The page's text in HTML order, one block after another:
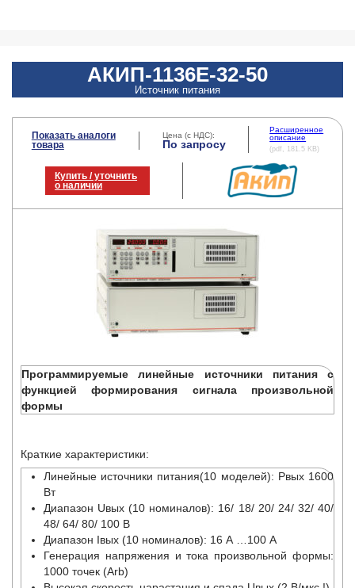
АКИП-1136E-32-50
Источник питания
Показать аналоги
товара
Цена (с НДС):
По запросу
Расширенное
описание
(pdf, 181.5 KB)
Купить / уточнить
о наличии
Программируемые линейные источники питания с
функцией формирования сигнала произвольной
формы
Краткие характеристики:
Линейные источники питания(10 моделей): Pвых 1600
Вт
Диапазон Uвых (10 номиналов): 16/ 18/ 20/ 24/ 32/ 40/
48/ 64/ 80/ 100 В
Диапазон Iвых (10 номиналов): 16 А …100 A
Генерация напряжения и тока произвольной формы:
1000 точек (Arb)